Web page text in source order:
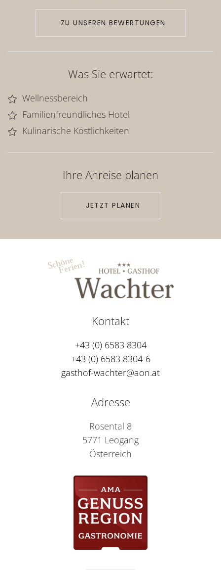
ZU UNSEREN BEWERTUNGEN
Was Sie erwartet:
Wellnessbereich
Familienfreundliches Hotel
Kulinarische Köstlichkeiten
Ihre Anreise planen
JETZT PLANEN
Adresse
Rosental 8
5771 Leogang
Österreich
Kontakt
+43 (0) 6583 8304
+43 (0) 6583 8304-6
gasthof-wachter@aon.at